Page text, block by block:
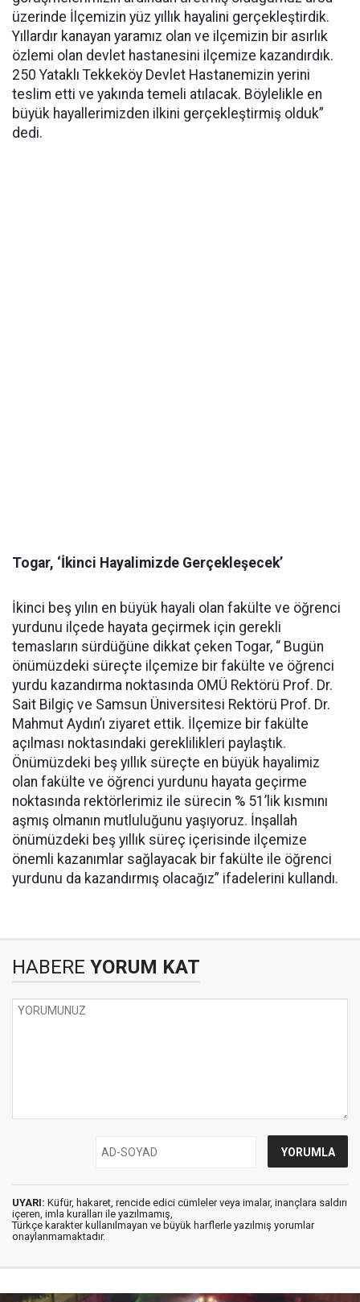
üzerinde İlçemizin yüz yıllık hayalini gerçekleştirdik.
Yıllardır kanayan yaramız olan ve ilçemizin bir asırlık
özlemi olan devlet hastanesini ilçemize kazandırdık.
250 Yataklı Tekkeköy Devlet Hastanemizin yerini
teslim etti ve yakında temeli atılacak. Böylelikle en
büyük hayallerimizden ilkini gerçekleştirmiş olduk”
dedi.
Togar, ‘İkinci Hayalimizde Gerçekleşecek’
İkinci beş yılın en büyük hayali olan fakülte ve öğrenci
yurdunu ilçede hayata geçirmek için gerekli
temasların sürdüğüne dikkat çeken Togar, “ Bugün
önümüzdeki süreçte ilçemize bir fakülte ve öğrenci
yurdu kazandırma noktasında OMÜ Rektörü Prof. Dr.
Sait Bilgiç ve Samsun Üniversitesi Rektörü Prof. Dr.
Mahmut Aydın’ı ziyaret ettik. İlçemize bir fakülte
açılması noktasındaki gereklilikleri paylaştık.
Önümüzdeki beş yıllık süreçte en büyük hayalimiz
olan fakülte ve öğrenci yurdunu hayata geçirme
noktasında rektörlerimiz ile sürecin % 51’lik kısmını
aşmış olmanın mutluluğunu yaşıyoruz. İnşallah
önümüzdeki beş yıllık süreç içerisinde ilçemize
önemli kazanımlar sağlayacak bir fakülte ile öğrenci
yurdunu da kazandırmış olacağız” ifadelerini kullandı.
HABERE YORUM KAT
UYARI: Küfür, hakaret, rencide edici cümleler veya imalar, inançlara saldırı
içeren, imla kuralları ile yazılmamış,
Türkçe karakter kullanılmayan ve büyük harflerle yazılmış yorumlar
onaylanmamaktadır.